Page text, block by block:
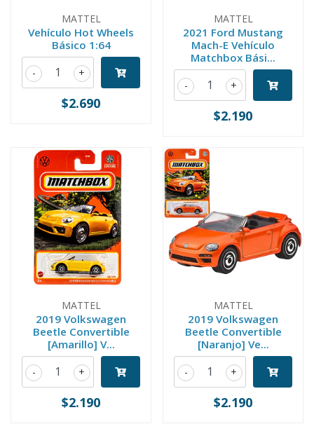
MATTEL
Vehículo Hot Wheels
Básico 1:64
+
-
$2.690
MATTEL
2021 Ford Mustang
Mach-E Vehículo
Matchbox Bási...
+
-
$2.190
MATTEL
2019 Volkswagen
Beetle Convertible
[Amarillo] V...
+
-
$2.190
MATTEL
2019 Volkswagen
Beetle Convertible
[Naranjo] Ve...
+
-
$2.190